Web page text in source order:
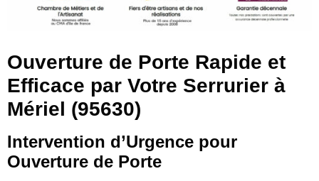
Ouverture de Porte Rapide et
Efficace par Votre Serrurier à
Mériel (95630)
Intervention d’Urgence pour
Ouverture de Porte